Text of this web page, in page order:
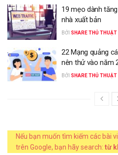
19 mẹo dành
nhà xuất bản
BỞI SHARE THỦ THUẬT
22 Mạng quảng
nên thử vào năm
BỞI SHARE THỦ THUẬT
Nếu bạn muốn tìm kiếm các bài
trên Google, bạn hãy search: từ